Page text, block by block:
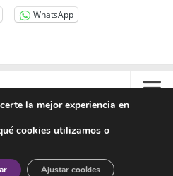
WhatsApp
- Todos los derechos reservados
la mejor experiencia en
cookies utilizamos o
Ajustar cookies